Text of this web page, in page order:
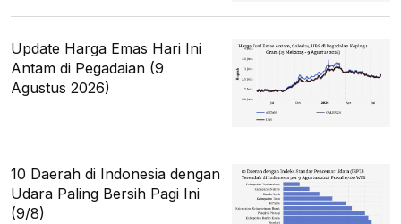
Update Harga Emas Hari Ini
Antam di Pegadaian (9
Agustus 2026)
10 Daerah di Indonesia dengan
Udara Paling Bersih Pagi Ini
(9/8)